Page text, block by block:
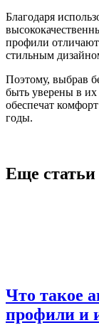
Благодаря
профили
стильным
Поэтому, выбрав
быть уверены в
обеспечат
годы.
Еще статьи
Что такое
профили и